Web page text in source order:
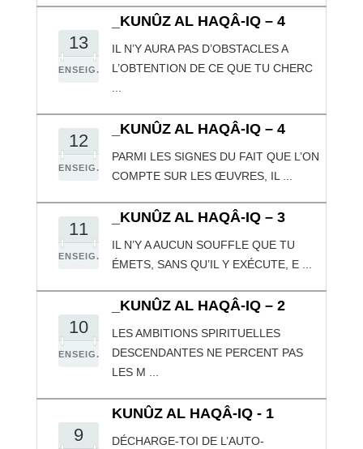
13
ENSEIG.
_KUNÛZ AL HAQÂ-IQ – 4
IL N’Y AURA PAS D’OBSTACLES A
L’OBTENTION DE CE QUE TU CHERC
...
12
ENSEIG.
_KUNÛZ AL HAQÂ-IQ – 4
PARMI LES SIGNES DU FAIT QUE L’ON
COMPTE SUR LES ŒUVRES, IL ...
11
ENSEIG.
_KUNÛZ AL HAQÂ-IQ – 3
IL N’Y A AUCUN SOUFFLE QUE TU
ÉMETS, SANS QU’IL Y EXÉCUTE, E ...
10
ENSEIG.
_KUNÛZ AL HAQÂ-IQ – 2
LES AMBITIONS SPIRITUELLES
DESCENDANTES NE PERCENT PAS
LES M ...
9
KUNÛZ AL HAQÂ-IQ - 1
DÉCHARGE-TOI DE L’AUTO-